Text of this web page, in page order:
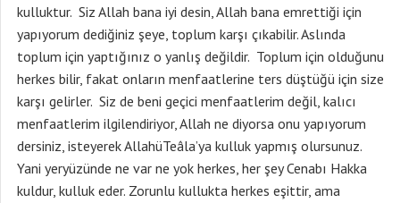
kulluktur. Siz Allah bana iyi desin, Allah bana emrettiği için
yapıyorum dediğiniz şeye, toplum karşı çıkabilir. Aslında
toplum için yaptığınız o yanlış değildir. Toplum için olduğunu
herkes bilir, fakat onların menfaatlerine ters düştüğü için size
karşı gelirler. Siz de beni geçici menfaatlerim değil, kalıcı
menfaatlerim ilgilendiriyor, Allah ne diyorsa onu yapıyorum
dersiniz, isteyerek AllahüTeâla’ya kulluk yapmış olursunuz.
Yani yeryüzünde ne var ne yok herkes, her şey Cenabı Hakka
kuldur, kulluk eder. Zorunlu kullukta herkes eşittir, ama